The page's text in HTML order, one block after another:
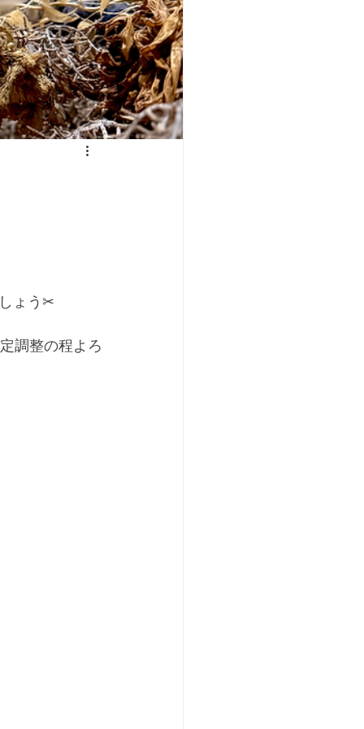
ょう✂︎
調整の程よろ